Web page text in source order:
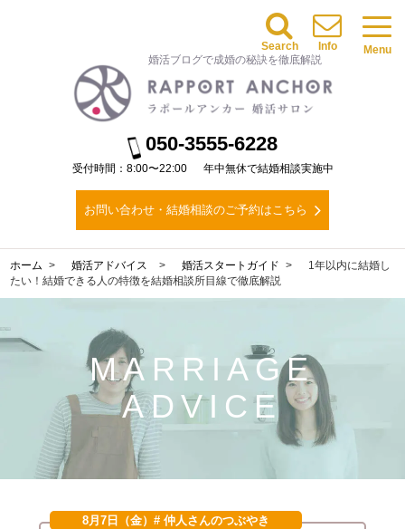
婚活ブログで成婚の秘訣を徹底解説
050-3555-6228
受付時間：8:00〜22:00 年中無休で結婚相談実施中
お問い合わせ・結婚相談のご予約はこちら
Menu
Info
Search
ホーム 婚活アドバイス 婚活スタートガイド
1年以内に結婚し
たい！結婚できる人の特徴を結婚相談所目線で徹底解説
MARRIAGE
ADVICE
8月7日（金）# 仲人さんのつぶやき